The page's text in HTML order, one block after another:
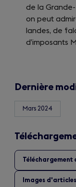
de la
on peut
landes, de
d’imposants
Dernière
Mars 2024
Téléchargement
Images d'articles